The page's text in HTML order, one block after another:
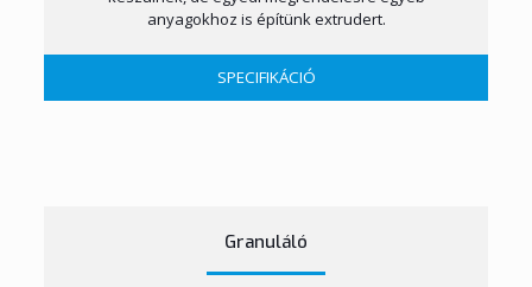
anyagokhoz is építünk extrudert.
SPECIFIKÁCIÓ
Granuláló